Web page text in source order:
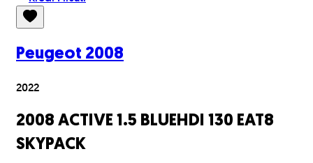
Peugeot 2008
2022
2008 ACTIVE 1.5 BLUEHDI 130 EAT8
SKYPACK